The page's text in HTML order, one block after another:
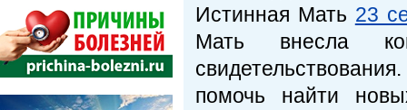
Истинная Мать 23
Мать внесла
помочь найти